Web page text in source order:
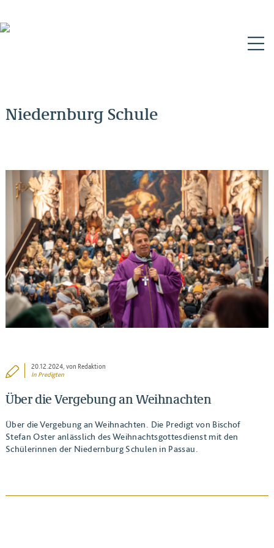
Niedernburg Schule
20.12.2024, von Redaktion
In Predigten
Über die Vergebung an Weihnachten
Über die Vergebung an Weihnachten. Die Predigt von Bischof
Stefan Oster anlässlich des Weihnachtsgottesdienst mit den
Schülerinnen der Niedernburg Schulen in Passau.